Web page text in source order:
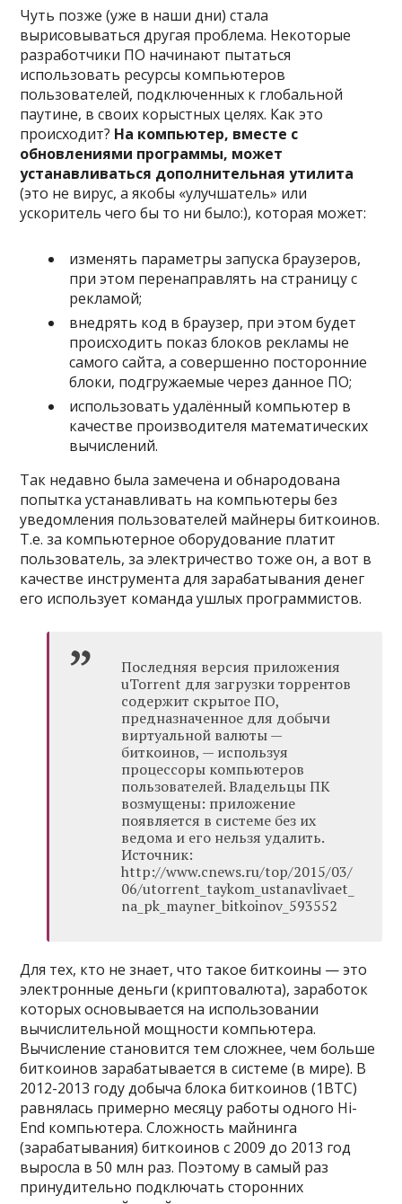
Чуть позже (уже в наши дни) стала
вырисовываться другая проблема. Некоторые
разработчики ПО начинают пытаться
использовать ресурсы компьютеров
пользователей, подключенных к глобальной
паутине, в своих корыстных целях. Как это
происходит? На компьютер, вместе с
обновлениями программы, может
устанавливаться дополнительная утилита
(это не вирус, а якобы «улучшатель» или
ускоритель чего бы то ни было:), которая может:
изменять параметры запуска браузеров,
при этом перенаправлять на страницу с
рекламой;
внедрять код в браузер, при этом будет
происходить показ блоков рекламы не
самого сайта, а совершенно посторонние
блоки, подгружаемые через данное ПО;
использовать удалённый компьютер в
качестве производителя математических
вычислений.
Так недавно была замечена и обнародована
попытка устанавливать на компьютеры без
уведомления пользователей майнеры биткоинов.
Т.е. за компьютерное оборудование платит
пользователь, за электричество тоже он, а вот в
качестве инструмента для зарабатывания денег
его использует команда ушлых программистов.
Последняя версия приложения
uTorrent для загрузки торрентов
содержит скрытое ПО,
предназначенное для добычи
виртуальной валюты —
биткоинов, — используя
процессоры компьютеров
пользователей. Владельцы ПК
возмущены: приложение
появляется в системе без их
ведома и его нельзя удалить.
Источник:
http://www.cnews.ru/top/2015/03/
06/utorrent_taykom_ustanavlivaet_
na_pk_mayner_bitkoinov_593552
Для тех, кто не знает, что такое биткоины — это
электронные деньги (криптовалюта), заработок
которых основывается на использовании
вычислительной мощности компьютера.
Вычисление становится тем сложнее, чем больше
биткоинов зарабатывается в системе (в мире). В
2012-2013 году добыча блока биткоинов (1BTC)
равнялась примерно месяцу работы одного Hi-
End компьютера. Сложность майнинга
(зарабатывания) биткоинов с 2009 до 2013 год
выросла в 50 млн раз. Поэтому в самый раз
принудительно подключать сторонних